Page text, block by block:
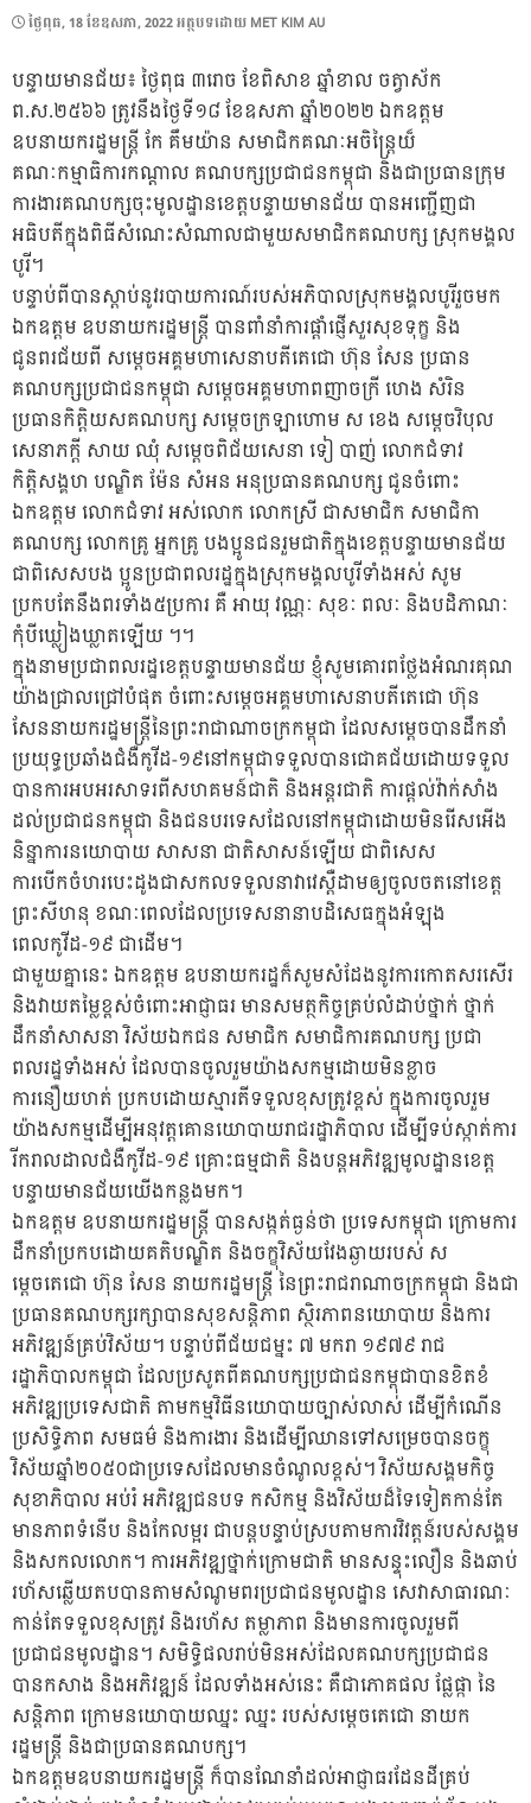
POSTED
ថ្ងៃ​ពុធ, 18 ខែ​ឧសភា, 2022អត្ថបទដោយ MET KIM AU
បន្ទាយមានជ័យ៖ ថ្ងៃពុធ ៣រោច ខែពិសាខ ឆ្នាំខាល ចត្វាស័ក
ព.ស.២៥៦៦ ត្រូវនឹងថ្ងៃទី១៨ ខែឧសភា ឆ្នាំ២០២២ ឯកឧត្តម
ឧបនាយករដ្ឋមន្រ្តី កែ គឹមយ៉ាន សមាជិកគណៈអចិន្ត្រៃយ៏
គណៈកម្មាធិការកណ្ដាល គណបក្សប្រជាជនកម្ពុជា និងជាប្រធានក្រុម
ការងារគណបក្សចុះមូលដ្ឋានខេត្តបន្ទាយមានជ័យ បានអញ្ជើញជា
អធិបតីក្នុងពិធីសំណេះសំណាលជាមួយសមាជិកគណបក្ស ស្រុកមង្គល
បូរី។
បន្ទាប់ពីបានស្តាប់នូវរបាយការណ៍របស់អភិបាលស្រុកមង្គលបូរីរួចមក
ឯកឧត្តម ឧបនាយករដ្ឋមន្រ្តី​ បានពាំនាំការផ្ដាំផ្ញើសួរសុខទុក្ខ និង
ជូនពរជ័យពី សម្ដេចអគ្គមហាសេនាបតីតេជោ ហ៊ុន សែន ប្រធាន
គណបក្សប្រជាជនកម្ពុជា សម្ដេចអគ្គមហាពញាចក្រី ហេង សំរិន
ប្រធានកិត្តិយសគណបក្ស សម្ដេចក្រឡាហោម ស ខេង សម្ដេចវិបុល
សេនាភក្ដី សាយ ឈុំ សម្តេចពិជ័យសេនា ទៀ បាញ់ លោកជំទាវ
កិត្តិសង្គហ បណ្ឌិត ម៉ែន សំអន អនុប្រធានគណបក្ស ជូនចំពោះ
ឯកឧត្ដម លោកជំទាវ អស់លោក លោកស្រី ជាសមាជិក សមាជិកា
គណបក្ស លោកគ្រូ អ្នកគ្រូ បងប្អូនជនរួមជាតិក្នុងខេត្តបន្ទាយមានជ័យ
ជាពិសេសបង ប្អូនប្រជាពលរដ្ឋក្នុងស្រុកមង្គលបូរីទាំងអស់ សូម
ប្រកបតែនឹងពរទាំង៥ប្រការ គឺ អាយុ វណ្ណៈ សុខៈ ពលៈ និងបដិភាណៈ
កុំបីឃ្លៀងឃ្លាតឡើយ ។។
ក្នុងនាមប្រជាពលរដ្ឋខេត្តបន្ទាយមានជ័យ ខ្ញុំសូមគោរពថ្លែងអំណរគុណ
យ៉ាងជ្រាលជ្រៅបំផុត ចំពោះសម្តេចអគ្គមហាសេនាបតីតេជោ ហ៊ុន
សែននាយករដ្ឋមន្រ្តីនៃព្រះរាជាណាចក្រកម្ពុជា ដែលសម្តេចបានដឹកនាំ
ប្រយុទ្ធប្រឆាំងជំងឺកូវីដ-១៩នៅកម្ពុជាទទួលបានជោគជ័យដោយទទួល
បានការអបអរសាទរពីសហគមន៍ជាតិ និងអន្តរជាតិ ការផ្តល់វ៉ាក់សាំង
ដល់ប្រជាជនកម្ពុជា និងជនបរទេសដែលនៅកម្ពុជាដោយមិនរើសអើង
និន្នាការនយោបាយ សាសនា ជាតិសាសន៍ឡើយ ជាពិសេស
ការបើកចំហរបេះដូងជាសកលទទួលនាវាវេស្តឺដាមឲ្យចូលចតនៅខេត្ត​
ព្រះសីហនុ ខណៈពេលដែលប្រទេសនានាបដិសេធក្នុងអំឡុង
ពេលកូវីដ-១៩ ជាដើម។
ជាមួយគ្នានេះ ឯកឧត្តម ឧបនាយករដ្ឋក៏សូមសំដែងនូវការកោតសរសើរ
និងវាយតម្លៃខ្ពស់ចំពោះអាជ្ញាធរ មានសមត្ថកិច្ចគ្រប់លំដាប់ថ្នាក់ ថ្នាក់
ដឹកនាំសាសនា វិស័យឯកជន សមាជិក សមាជិការគណបក្ស ប្រជា
ពលរដ្ឋទាំងអស់ ដែលបានចូលរួមយ៉ាងសកម្មដោយមិនខ្លាច
ការនឿយហត់ ប្រកបដោយស្មារតីទទួលខុសត្រូវខ្ពស់ ក្នុងការចូលរួម
យ៉ាងសកម្មដើម្បីអនុវត្តគោនយោបាយរាជរដ្ឋាភិបាល ដើម្បីទប់ស្កាត់ការ
រីករាលដាលជំងឺកូវីដ-១៩ គ្រោះធម្មជាតិ និងបន្តអភិវឌ្ឍមូលដ្ឋានខេត្ត
បន្ទាយមានជ័យយើងកន្លងមក។
ឯកឧត្តម ឧបនាយករដ្ឋមន្រ្តី បានសង្កត់ធ្ងន់ថា ប្រទេសកម្ពុជា ក្រោមការ
ដឹកនាំប្រកបដោយគតិបណ្ឌិត និងចក្ខុវិស័យវែងឆ្ងាយរបស់ ស
ម្តេចតេជោ ហ៊ុន សែន នាយករដ្ឋមន្រ្តី​ នៃព្រះរាជរាណាចក្រកម្ពុជា និងជា
ប្រធានគណបក្សរក្សាបានសុខសន្តិភាព ស្ថិរភាពនយោបាយ និងការ
អភិវឌ្ឍន៍គ្រប់វិស័យ។ បន្ទាប់ពីជ័យជម្នះ ៧ មករា ១៩៧៩ រាជ
រដ្ឋាភិបាលកម្ពុជា ដែលប្រសូតពីគណបក្សប្រជាជនកម្ពុជាបានខិតខំ
អភិវឌ្ឍប្រទេសជាតិ តាមកម្មវិធីនយោបាយច្បាស់លាស់ ដើម្បីកំណើន
ប្រសិទ្ធិភាព សមធម៌ និងការងារ និងដើម្បីឈានទៅសម្រេចបានចក្ខុ
វិស័យឆ្នាំ២០៥០ជាប្រទេសដែលមានចំណូលខ្ពស់។ វិស័យសង្គមកិច្ច
សុខាភិបាល អប់រំ អភិវឌ្ឍជនបទ កសិកម្ម និងវិស័យដ៏ទៃទៀតកាន់តែ
មានភាពទំនើប និងកែលម្អរ ជាបន្តបន្ទាប់ស្របតាមការវិវត្តន៍របស់សង្គម
និងសកលលោក។ ការអភិវឌ្ឍថ្នាក់ក្រោមជាតិ មានសន្ទុះលឿន និងឆាប់
រហ័សឆ្លើយតបបានតាមសំណូមពរប្រជាជនមូលដ្ឋាន សេវាសាធារណៈ
កាន់តែទទួលខុសត្រូវ និងរហ័ស តម្លាភាព និងមានការចូលរួមពី
ប្រជាជនមូលដ្ឋាន។ សមិទ្ធិផលរាប់មិនអស់ដែលគណបក្សប្រជាជន
បានកសាង និងអភិវឌ្ឍន៍ ដែលទាំងអស់នេះ គឺជាភោគផល ផ្លែផ្កា នៃ
សន្តិភាព ក្រោមនយោបាយឈ្នះ ឈ្នះ របស់សម្តេចតេជោ នាយក
រដ្ឋមន្រ្តី និងជាប្រធានគណបក្ស។
ឯកឧត្តមឧបនាយករដ្ឋមន្រ្តី ក៏បានណែនាំដល់អាជ្ញាធរដែនដីគ្រប់